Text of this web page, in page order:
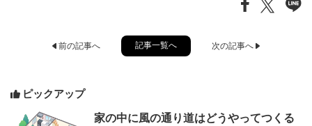
前の記事へ 記事一覧へ 次の記事へ
ピックアップ
家の中に風の通り道はどうやってつくる